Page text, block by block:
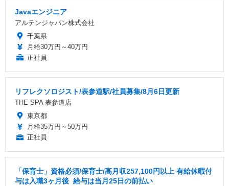
Javaエンジニア
アルテンジャパン株式会社
千葉県
月給30万円～40万円
正社員
リフレクソロジスト/表参道駅/社員募集/8月6日更新
THE SPA 表参道店
東京都
月給35万円～50万円
正社員
「保育士」資格必須/保育士/️高月収257,100円以上 ️有給休暇付
与は入職3ヶ月後 ️ 給与は当月25日の前払い